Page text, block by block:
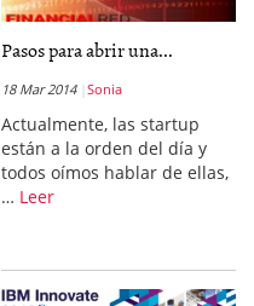
Pasos para abrir una...
18 Mar 2014 Sonia
Actualmente, las startup
están a la orden del día y
todos oímos hablar de ellas,
… Leer